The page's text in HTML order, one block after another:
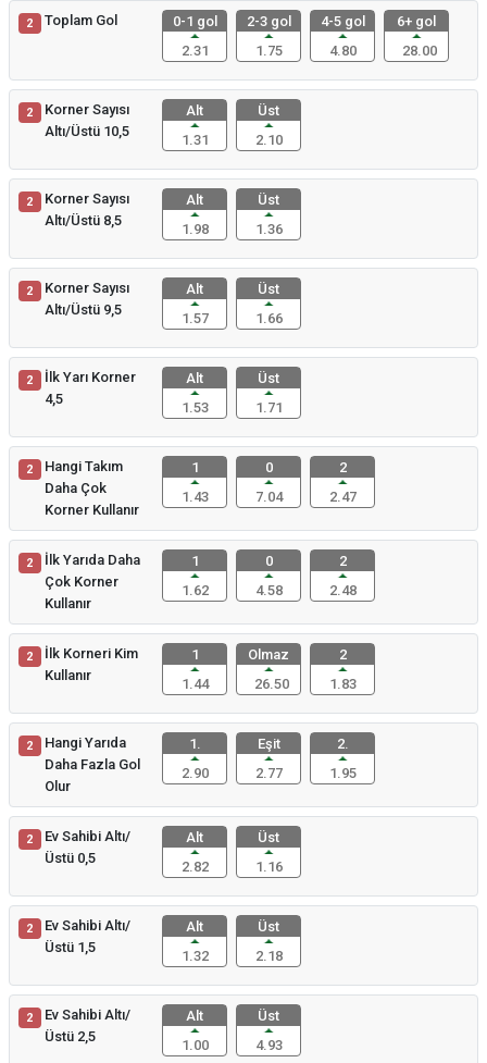
2 Toplam Gol
0-1 gol
2.31
2-3 gol
1.75
4-5 gol
4.80
6+ gol
28.00
2
Korner Sayısı
Altı/Üstü 10,5
Alt
1.31
Üst
2.10
2
Korner Sayısı
Altı/Üstü 8,5
Alt
1.98
Üst
1.36
2
Korner Sayısı
Altı/Üstü 9,5
Alt
1.57
Üst
1.66
2
İlk Yarı Korner
4,5
Alt
1.53
Üst
1.71
2
Hangi Takım
Daha Çok
Korner Kullanır
1
1.43
0
7.04
2
2.47
2
İlk Yarıda Daha
Çok Korner
Kullanır
1
1.62
0
4.58
2
2.48
2
İlk Korneri Kim
Kullanır
1
1.44
Olmaz
26.50
2
1.83
2
Hangi Yarıda
Daha Fazla Gol
Olur
1.
2.90
Eşit
2.77
2.
1.95
2
Ev Sahibi Altı/
Üstü 0,5
Alt
2.82
Üst
1.16
2
Ev Sahibi Altı/
Üstü 1,5
Alt
1.32
Üst
2.18
2
Ev Sahibi Altı/
Üstü 2,5
Alt
1.00
Üst
4.93